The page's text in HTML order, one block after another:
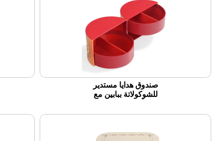
صندوق هدايا مستدير
للشوكولاتة ببابين مع